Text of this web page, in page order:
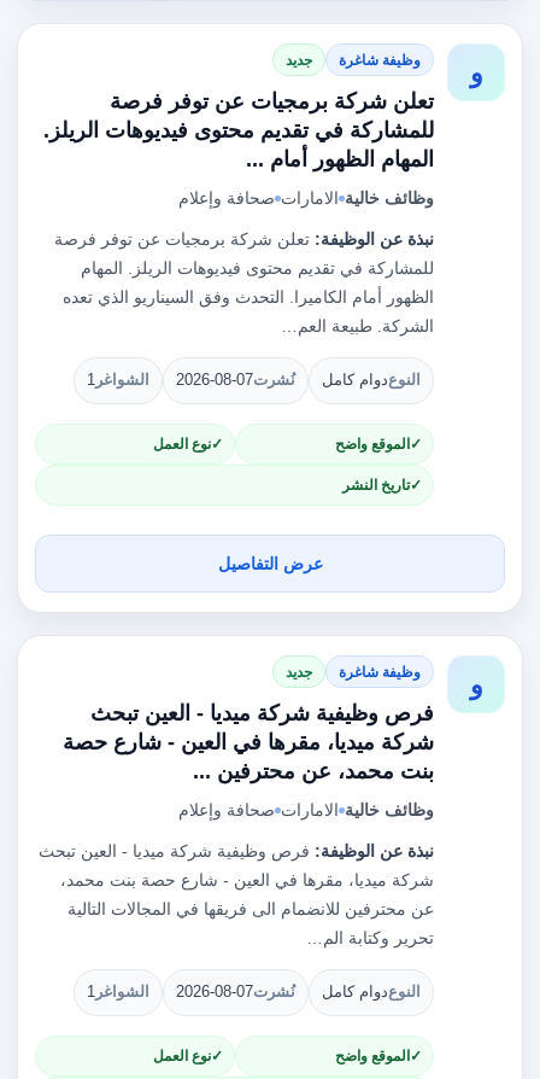
و وظيفة شاغرة جديد
تعلن شركة برمجيات عن توفر فرصة
للمشاركة في تقديم محتوى فيديوهات الريلز.
المهام الظهور أمام ...
وظائف خالية الامارات صحافة وإعلام
نبذة عن الوظيفة: تعلن شركة برمجيات عن توفر فرصة
للمشاركة في تقديم محتوى فيديوهات الريلز. المهام
الظهور أمام الكاميرا. التحدث وفق السيناريو الذي تعده
الشركة. طبيعة العم…
النوعدوام كامل نُشرت2026-08-07 الشواغر 1
الموقع واضح نوع العمل
تاريخ النشر
عرض التفاصيل
و وظيفة شاغرة جديد
فرص وظيفية شركة ميديا - العين تبحث
شركة ميديا، مقرها في العين - شارع حصة
بنت محمد، عن محترفين ...
وظائف خالية الامارات صحافة وإعلام
نبذة عن الوظيفة: فرص وظيفية شركة ميديا - العين تبحث
شركة ميديا، مقرها في العين - شارع حصة بنت محمد،
عن محترفين للانضمام الى فريقها في المجالات التالية
تحرير وكتابة الم…
النوعدوام كامل نُشرت2026-08-07 الشواغر 1
الموقع واضح نوع العمل